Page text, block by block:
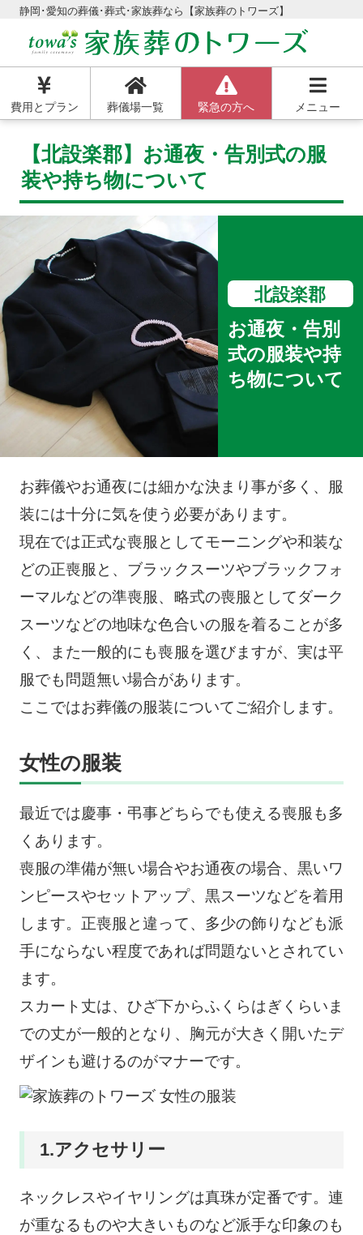
静岡･愛知の葬儀･葬式･家族葬なら【家族葬のトワーズ】
費用とプラン 葬儀場一覧 緊急の方へ メニュー
【北設楽郡】お通夜・告別式の服
装や持ち物について
北設楽郡
お通夜・告別
式の服装や持
ち物について
お葬儀やお通夜には細かな決まり事が多く、服
装には十分に気を使う必要があります。
現在では正式な喪服としてモーニングや和装な
どの正喪服と、ブラックスーツやブラックフォ
ーマルなどの準喪服、略式の喪服としてダーク
スーツなどの地味な色合いの服を着ることが多
く、また一般的にも喪服を選びますが、実は平
服でも問題無い場合があります。
ここではお葬儀の服装についてご紹介します。
女性の服装
最近では慶事・弔事どちらでも使える喪服も多
くあります。
喪服の準備が無い場合やお通夜の場合、黒いワ
ンピースやセットアップ、黒スーツなどを着用
します。正喪服と違って、多少の飾りなども派
手にならない程度であれば問題ないとされてい
ます。
スカート丈は、ひざ下からふくらはぎくらいま
での丈が一般的となり、胸元が大きく開いたデ
ザインも避けるのがマナーです。
1.アクセサリー
ネックレスやイヤリングは真珠が定番です。連
が重なるものや大きいものなど派手な印象のも